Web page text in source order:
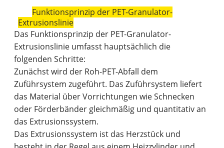
Funktionsprinzip der PET-Granulator-
Extrusionslinie
Das Funktionsprinzip der PET-Granulator-
Extrusionslinie umfasst hauptsächlich die
folgenden Schritte:
Zunächst wird der Roh-PET-Abfall dem
Zuführsystem zugeführt. Das Zuführsystem liefert
das Material über Vorrichtungen wie Schnecken
oder Förderbänder gleichmäßig und quantitativ an
das Extrusionssystem.
Das Extrusionssystem ist das Herzstück und